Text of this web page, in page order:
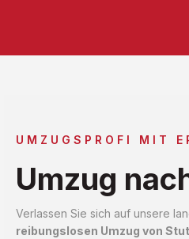
UMZUGSPROFI MIT
Umzug
Verlassen Sie sich auf unsere
reibungslosen Umzug von